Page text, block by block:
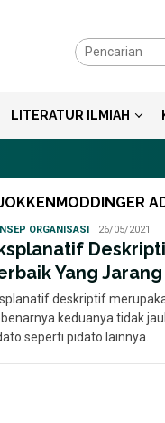
LITERATUR ILMIAH
ORGANISASITika
Yanti
26/05/2021
Yang
deskriptif
keduanya tidak
seperti pidato lainnya.